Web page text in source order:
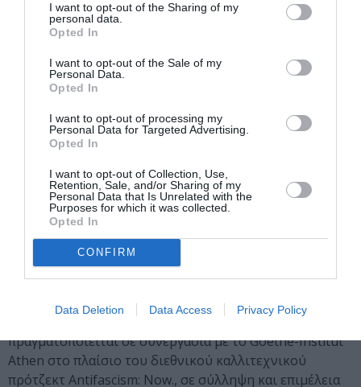
I want to opt-out of the Sharing of my
personal data.
Opted In
I want to opt-out of the Sale of my
Personal Data.
Opted In
I want to opt-out of processing my
Personal Data for Targeted Advertising.
Opted In
I want to opt-out of Collection, Use,
Retention, Sale, and/or Sharing of my
Personal Data that Is Unrelated with the
Purposes for which it was collected.
Opted In
CONFIRM
Data Deletion Data Access Privacy Policy
επαναπροσδιορίζεται διαρκώς, διαγενεακά και
διακρατικά.
Το έργο Seeking for a Person λειτουργεί ως μια
ουσιαστική πράξη πολιτικής παρέμβασης, η οποία
εξελίσσεται με την πάροδο του χρόνου και
προσαρμόζεται σε διαφορετικά γεωγραφικά και
κοινωνικά συμφραζόμενα.
Σήμερα, το κοινό μπορεί να αλληλεπιδράσει με τον
τηλεφωνικό αριθμό που περιλαμβάνεται στην αγγελία
μέσα από την αποστολή γραπτών μηνυμάτων σε
διάφορες πλατφόρμες επικοινωνίας, όπως το
WhatsApp, το Signal, το Telegram και το Viber.
To Seeking for a Person αναδεικνύει τον αντιφασισμό
ως δημοκρατική πράξη του σήμερα και
πραγματοποιείται σε συνεργασία με το Goethe-Institut
Athen στο πλαίσιο του διεθνικού καλλιτεχνικού
πρότζεκτ Antifascism: Now., σε σύλληψη και επιμέλεια